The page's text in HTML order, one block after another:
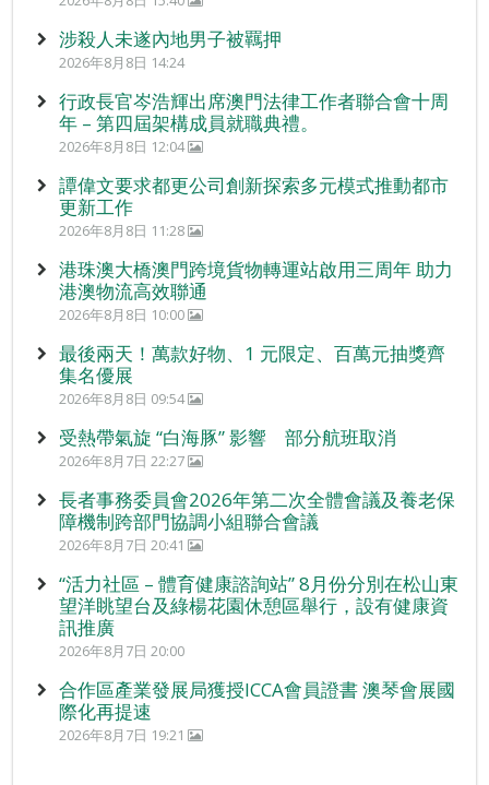
涉殺人未遂內地男子被羈押
2026年8月8日 14:24
行政長官岑浩輝出席澳門法律工作者聯合會十周
年 – 第四屆架構成員就職典禮。
2026年8月8日 12:04
譚偉文要求都更公司創新探索多元模式推動都市
更新工作
2026年8月8日 11:28
港珠澳大橋澳門跨境貨物轉運站啟用三周年 助力
港澳物流高效聯通
2026年8月8日 10:00
最後兩天！萬款好物、1 元限定、百萬元抽獎齊
集名優展
2026年8月8日 09:54
受熱帶氣旋 “白海豚” 影響 部分航班取消
2026年8月7日 22:27
長者事務委員會2026年第二次全體會議及養老保
障機制跨部門協調小組聯合會議
2026年8月7日 20:41
“活力社區 – 體育健康諮詢站” 8月份分別在松山東
望洋眺望台及綠楊花園休憩區舉行，設有健康資
訊推廣
2026年8月7日 20:00
合作區產業發展局獲授ICCA會員證書 澳琴會展國
際化再提速
2026年8月7日 19:21